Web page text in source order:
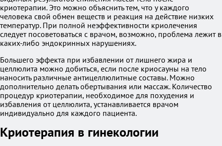
криотерапии. Это можно объяснить тем, что у каждого
человека свой обмен веществ и реакция на действие низких
температур. При полной неэффективности криолечения
следует посоветоваться с врачом, возможно, проблема лежит в
каких-либо эндокринных нарушениях.
Большего эффекта при избавлении от лишнего жира и
целлюлита можно добиться, если после криосауны на тело
наносить различные антицеллюлитные составы. Можно
дополнительно делать обертывания или массаж. Количество
процедур криотерапии, необходимое для похудения и
избавления от целлюлита, устанавливается врачом
индивидуально для каждого пациента.
Криотерапия в гинекологии